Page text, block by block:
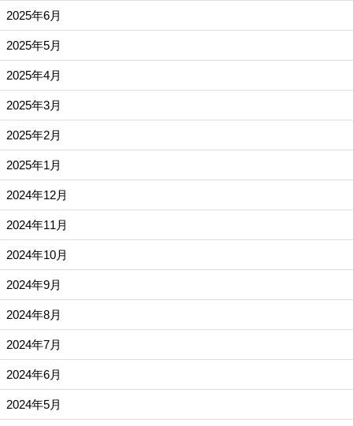
2025年6月
2025年5月
2025年4月
2025年3月
2025年2月
2025年1月
2024年12月
2024年11月
2024年10月
2024年9月
2024年8月
2024年7月
2024年6月
2024年5月